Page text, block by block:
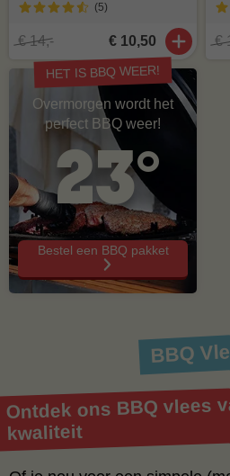
(5)
€ 14,- € 10,50 €
HET IS BBQ WEER!
Overmorgen wordt het
perfect BBQ weer!
23°
Bestel een BBQ pakket
BBQ
Ontdek ons BBQ vlees
kwaliteit